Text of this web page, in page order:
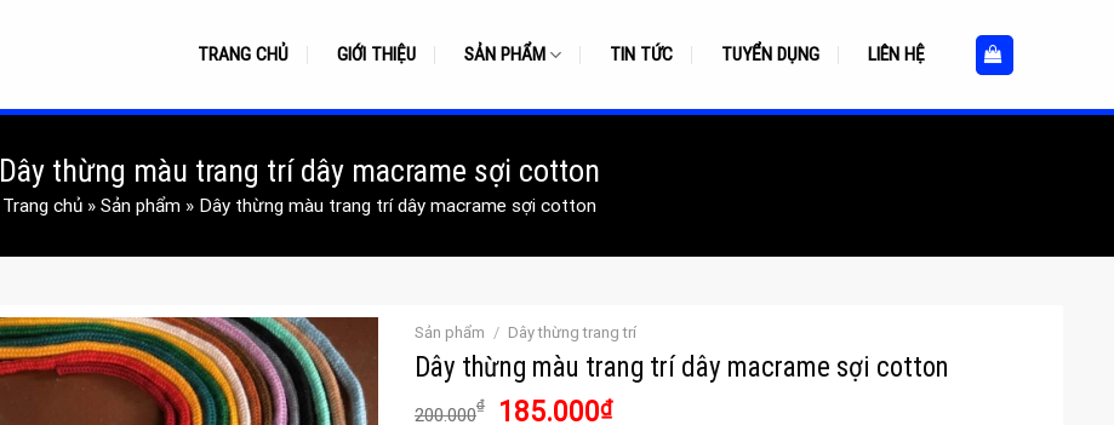
TRANG CHỦ GIỚI THIỆU SẢN PHẨM TIN TỨC TUYỂN DỤNG LIÊN HỆ
Dây thừng màu trang trí dây macrame sợi cotton
Trang chủ » Sản phẩm » Dây thừng màu trang trí dây macrame sợi cotton
Sản phẩm / Dây thừng trang trí
Dây thừng màu trang trí dây macrame sợi cotton
200.000₫
Giá
185.000₫Giá